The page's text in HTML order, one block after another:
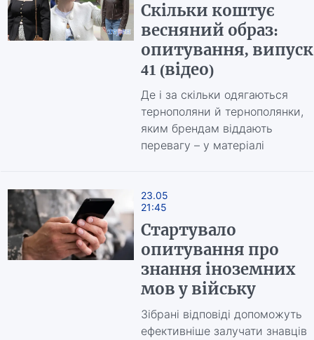
Скільки коштує
весняний образ:
опитування, випуск
41 (відео)
Де і за скільки одягаються
тернополяни й тернополянки,
яким брендам віддають
перевагу – у матеріалі
23.05
21:45
Стартувало
опитування про
знання іноземних
мов у війську
Зібрані відповіді допоможуть
ефективніше залучати знавців